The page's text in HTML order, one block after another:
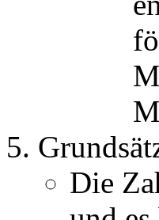
Die